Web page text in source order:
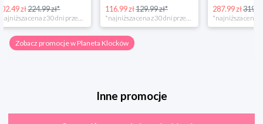
116.99 zł129.99 zł* 287.99 zł319.99 zł* 202.49 zł
Zobacz promocje w Planeta Klocków
Inne promocje